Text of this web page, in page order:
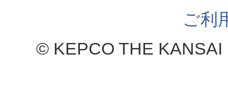
ご利
© KEPCO THE